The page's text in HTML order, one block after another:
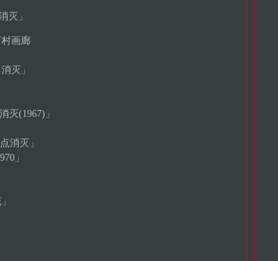
」
画廊
灭」
(1967)」
消灭」
」